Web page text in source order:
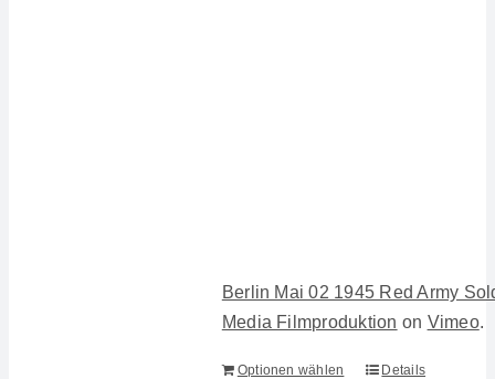
Berlin Mai 02 1945 Red Army
Media Filmproduktion on Vimeo.
Optionen wählen Details